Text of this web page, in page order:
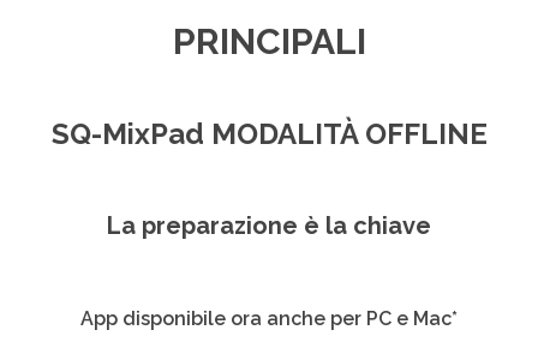
PRINCIPALI
SQ-MixPad MODALITÀ OFFLINE
La preparazione è la chiave
App disponibile ora anche per PC e Mac*